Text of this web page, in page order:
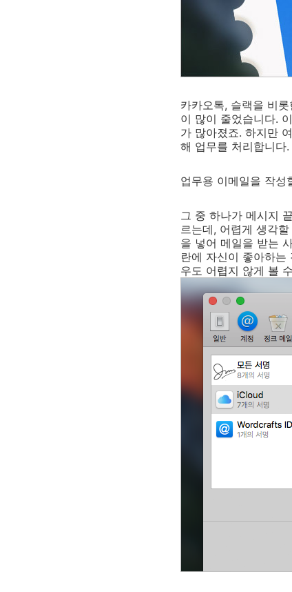
카카오톡, 슬랙을 비
이 많이 줄었습니다.
가 많아졌죠. 하지만
해 업무를 처리합니다.
업무용 이메일을 작
그 중 하나가 메시지
르는데, 어렵게 생각
을 넣어 메일을 받는
란에 자신이 좋아하
우도 어렵지 않게 볼